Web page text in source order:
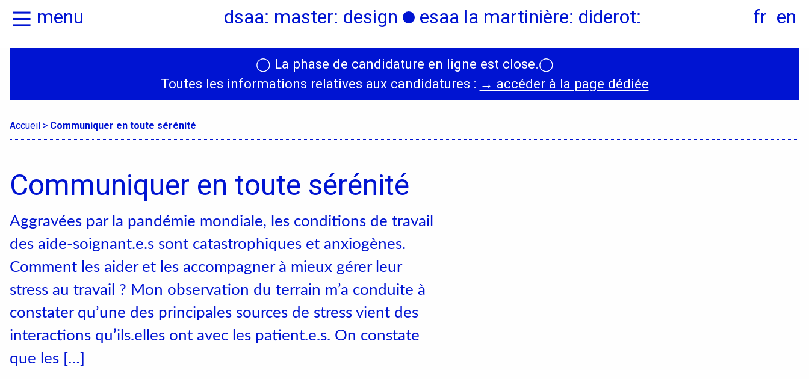
menu dsaa: master: design esaa la martinière: diderot: fr en
Présentation
médiations
Produit, usages,
services
Textile, territoires,
mutations
Catalogue de cours
International Diplômes
partenariats
Instagram
LinkedIn
◯ La phase de candidature en ligne est close.◯
Toutes les informations relatives aux candidatures : → accéder à la page dédiée
Accueil > Communiquer en toute sérénité
Communiquer en toute sérénité
Aggravées par la pandémie mondiale, les conditions de travail
des aide-soignant.e.s sont catastrophiques et anxiogènes.
Comment les aider et les accompagner à mieux gérer leur
stress au travail ? Mon observation du terrain m’a conduite à
constater qu’une des principales sources de stress vient des
interactions qu’ils.elles ont avec les patient.e.s. On constate
que les […]